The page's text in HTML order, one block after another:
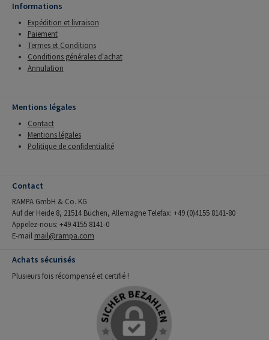
Informations
Expédition et livraison
Paiement
Termes et Conditions
Conditions générales d'achat
Annulation
Mentions légales
Contact
Mentions légales
Politique de confidentialité
Contact
RAMPA GmbH & Co. KG
Auf der Heide 8, 21514 Büchen, Allemagne Telefax: +49 (0)4155 8141-80
Appelez-nous: +49 4155 8141-0
E-mail mail@rampa.com
Achats sécurisés
Plusieurs fois récompensé et certifié !